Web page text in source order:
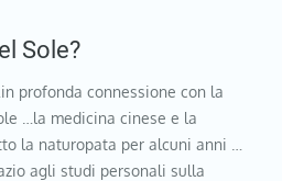
Sole?
profonda connessione con la
…la medicina cinese e la
la naturopata per alcuni anni …
agli studi personali sulla